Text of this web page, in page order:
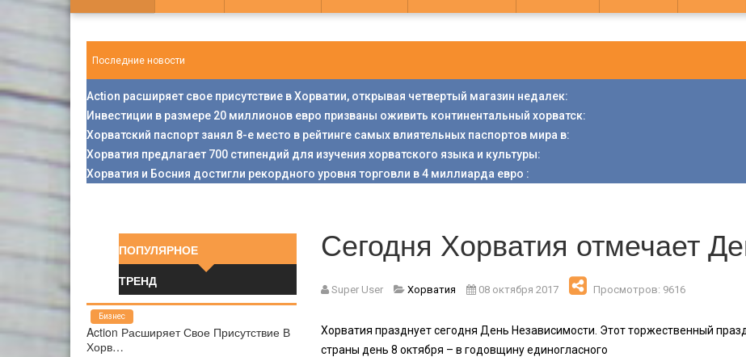
Последние новости
Action расширяет свое присутствие в Хорватии, открывая четвертый магазин недалек:
Инвестиции в размере 20 миллионов евро призваны оживить континентальный хорватск:
Хорватский паспорт занял 8-е место в рейтинге самых влиятельных паспортов мира в:
Хорватия предлагает 700 стипендий для изучения хорватского языка и культуры:
Хорватия и Босния достигли рекордного уровня торговли в 4 миллиарда евро :
Сегодня Хорватия отмечает
Super User Хорватия 08 октября 2017 Просмотров: 9616
Хорватия празднует сегодня День Независимости. Этот торжественный
страны день 8 октября – в годовщину единогласного
ПОПУЛЯРНОЕ
ТРЕНД
Action Расширяет Свое Присутствие В
Хорв…
Бизнес